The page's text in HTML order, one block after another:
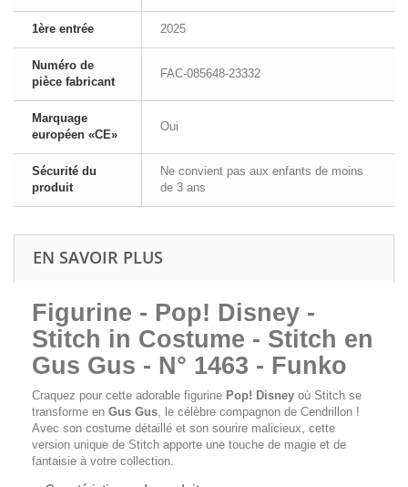
1ère entrée 2025
Numéro de
pièce fabricant
FAC-085648-23332
Marquage
européen «CE»
Oui
Sécurité du
produit
Ne convient pas aux enfants de moins
de 3 ans
EN SAVOIR PLUS
Figurine - Pop! Disney -
Stitch in Costume - Stitch en
Gus Gus - N° 1463 - Funko
Craquez pour cette adorable figurine Pop! Disney où Stitch se
transforme en Gus Gus, le célèbre compagnon de Cendrillon !
Avec son costume détaillé et son sourire malicieux, cette
version unique de Stitch apporte une touche de magie et de
fantaisie à votre collection.